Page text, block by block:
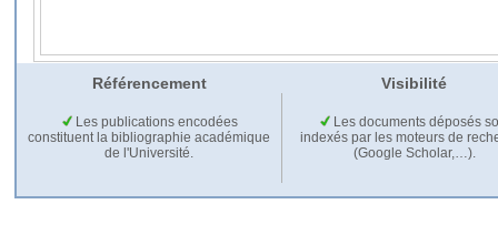
Référencement Visibilité
Les publications encodées
constituent la bibliographie académique
de l'Université.
Les documents déposés
indexés par les moteurs de
(Google Scholar,…).